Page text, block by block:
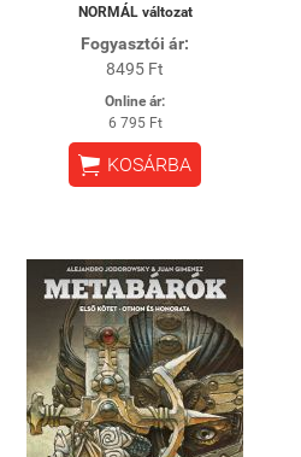
NORMÁL változat
Fogyasztói ár:
8495 Ft
Online ár:
6 795 Ft
 KOSÁRBA